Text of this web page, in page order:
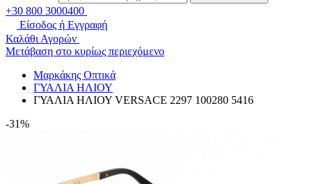
+30 800 3000400
Είσοδος ή Εγγραφή
Καλάθι Αγορών
Μετάβαση στο κυρίως περιεχόμενο
Μαρκάκης Οπτικά
ΓΥΑΛΙΑ ΗΛΙΟΥ
ΓΥΑΛΙΑ ΗΛΙΟΥ VERSACE 2297 100280 5416
-31%